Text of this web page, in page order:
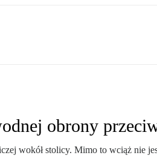
obrony
wokół stolicy. Mimo to wciąż nie